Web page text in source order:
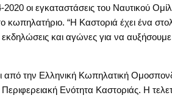
οι εγκαταστάσεις του Ναυτικού
κωπηλατήριο. “Η Καστοριά έχει ένα
και αγώνες για να αυξήσουμε
την Ελληνική Κωπηλατική
Ενότητα Καστοριάς. Η